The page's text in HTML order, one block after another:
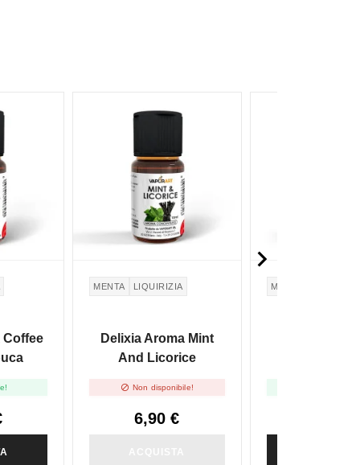
Coffee
MENTA LIQUIRIZIA
Delixia Aroma Mint
And Licorice
 Non disponibile!
6,90 €
NON DISPONIBILE
MENTA
